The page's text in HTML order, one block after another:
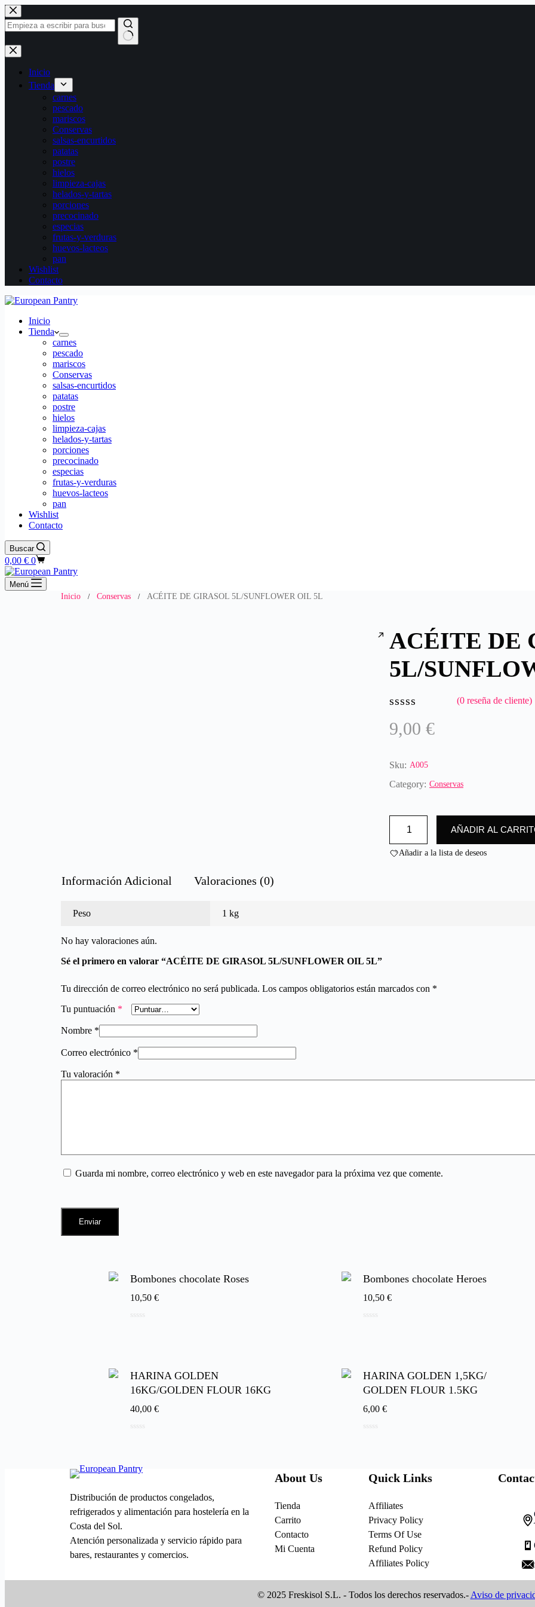
Saltar
al
contenido
Sin
resultados
Inicio
Tienda
carnes
pescado
mariscos
Conservas
salsas-encurtidos
patatas
postre
hielos
limpieza-cajas
helados-y-tartas
porciones
precocinado
especias
frutas-y-verduras
huevos-lacteos
pan
Wishlist
Contacto
Inicio
Tienda
carnes
pescado
mariscos
Conservas
salsas-encurtidos
patatas
postre
hielos
limpieza-cajas
helados-y-tartas
porciones
precocinado
especias
frutas-y-verduras
huevos-lacteos
pan
Wishlist
Contacto
Buscar
Carro
de
compra
0,00 € 0
Menú
Inicio
/ Conservas / ACÉITE DE GIRASOL 5L/SUNFLOWER OIL 5L
ACÉITE DE
5L/
con
5
(0 reseña de cliente)
9,00 €
Sku: A005
Category: Conservas
GIRASOL
5L/SUNFLOWER
AÑADIR AL
Añadir a la lista de deseos
Información Adicional Valoraciones (0)
Peso 1 kg
No hay valoraciones aún.
Sé el primero en valorar “ACÉITE DE GIRASOL 5L/SUNFLOWER OIL 5L”
Tu dirección de correo electrónico no será publicada. Los campos obligatorios están marcados con *
Tu puntuación *
Nombre *
Correo electrónico *
Tu valoración *
Guarda mi nombre, correo electrónico y web en este navegador para la próxima vez que comente.
Enviar
Bombones chocolate Roses
10,50 €
Bombones chocolate Heroes
10,50 €
HARINA GOLDEN
16KG/GOLDEN FLOUR 16KG
40,00 €
HARINA GOLDEN 1,5KG/
GOLDEN FLOUR 1.5KG
6,00 €
Distribución de productos congelados,
refrigerados y alimentación para hostelería en la
Costa del Sol.
Atención personalizada y servicio rápido para
bares, restaurantes y comercios.
About Us
Tienda
Carrito
Contacto
Mi Cuenta
Quick Links
Affiliates
Privacy Policy
Terms Of Use
Refund Policy
Affiliates Policy
© 2025 Freskisol S.L. - Todos los derechos reservados.- Aviso de